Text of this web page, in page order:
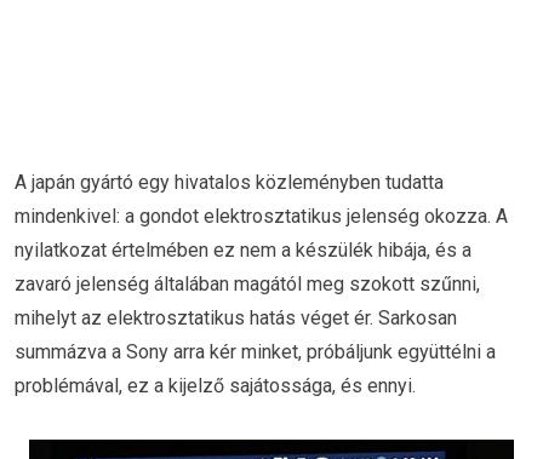
A japán gyártó egy hivatalos közleményben tudatta
mindenkivel: a gondot elektrosztatikus jelenség okozza. A
nyilatkozat értelmében ez nem a készülék hibája, és a
zavaró jelenség általában magától meg szokott szűnni,
mihelyt az elektrosztatikus hatás véget ér. Sarkosan
summázva a Sony arra kér minket, próbáljunk együttélni a
problémával, ez a kijelző sajátossága, és ennyi.